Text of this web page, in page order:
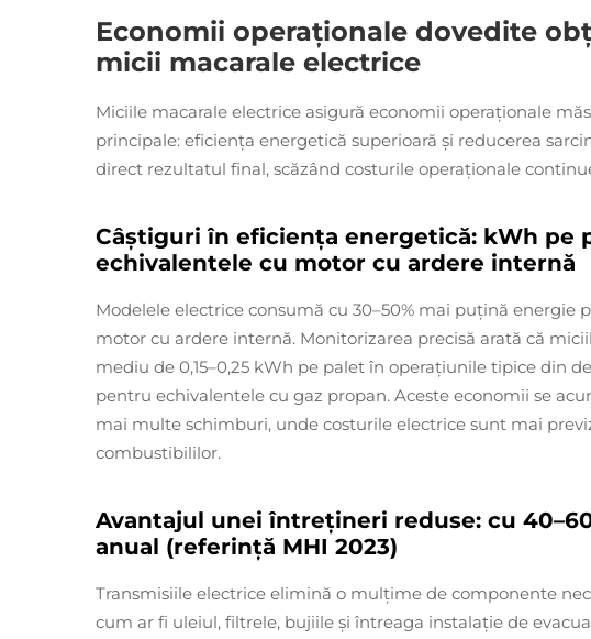
Economii operaționale dovedite
micii macarale electrice
Miciile macarale electrice asigură economii operaționale
principale: eficiența energetică superioară și reducerea
direct rezultatul final, scăzând costurile operaționale
Câștiguri în eficiența energetică: kWh pe
echivalentele cu motor cu ardere internă
Modelele electrice consumă cu 30–50% mai puțină energie
motor cu ardere internă. Monitorizarea precisă arată că
mediu de 0,15–0,25 kWh pe palet în operațiunile tipice din
pentru echivalentele cu gaz propan. Aceste economii se
mai multe schimburi, unde costurile electrice sunt mai
combustibililor.
Avantajul unei întrețineri reduse: cu
anual (referință MHI 2023)
Transmisiile electrice elimină o mulțime de componente
cum ar fi uleiul, filtrele, bujiile și întreaga instalație de